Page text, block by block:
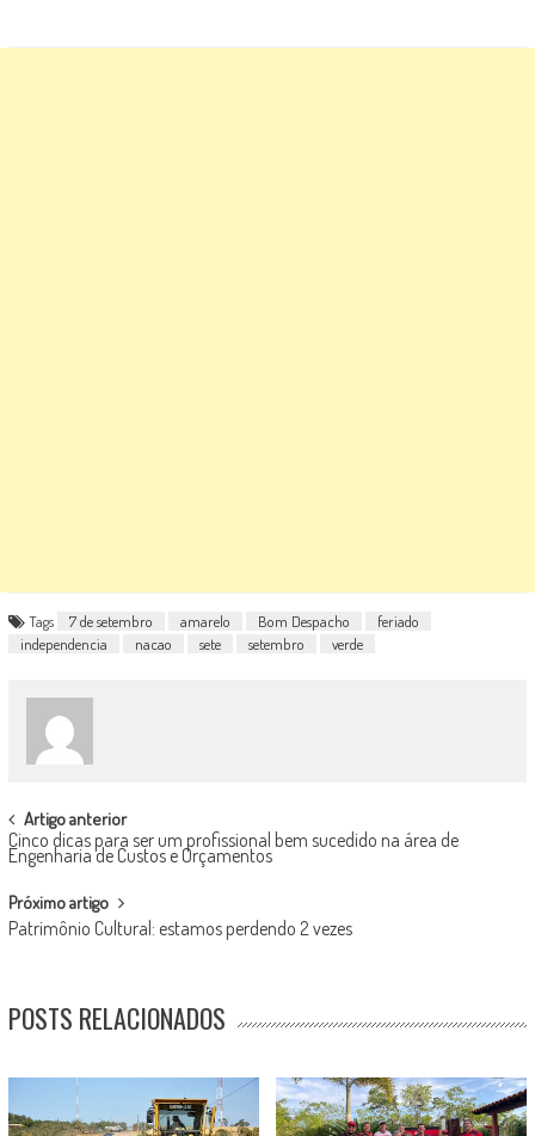
Tags 7 de setembro amarelo Bom Despacho
feriado
independencia
nacao sete setembro verde
POST
NAVIGATION
Artigo anterior
Cinco dicas para ser um profissional bem sucedido na área de
Engenharia ​de ​​Custos e Orçamentos
Próximo artigo
Patrimônio Cultural: estamos perdendo 2 vezes
POSTS RELACIONADOS